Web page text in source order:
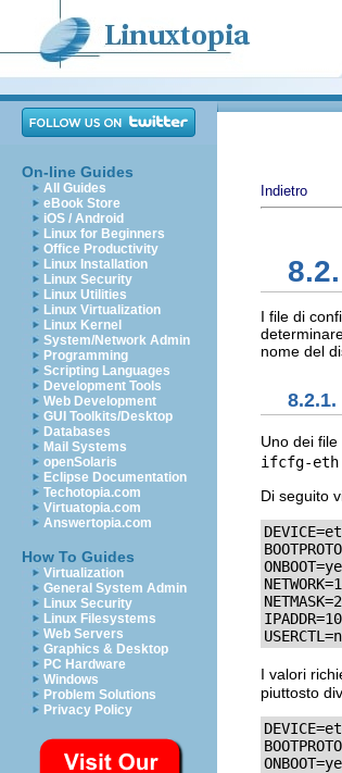
On-line Guides
All Guides
eBook Store
iOS / Android
Linux for Beginners
Office Productivity
Linux Installation
Linux Security
Linux Utilities
Linux Virtualization
Linux Kernel
System/Network Admin
Programming
Scripting Languages
Development Tools
Web Development
GUI Toolkits/Desktop
Databases
Mail Systems
openSolaris
Eclipse Documentation
Techotopia.com
Virtuatopia.com
Answertopia.com
How To Guides
Virtualization
General System Admin
Linux Security
Linux Filesystems
Web Servers
Graphics & Desktop
PC Hardware
Windows
Problem Solutions
Privacy Policy
Indietro
I file di
nome del
Uno dei
ifcfg-eth
Di seguito
I valori
piuttosto